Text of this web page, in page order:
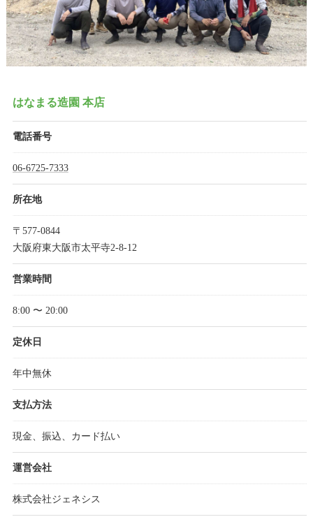
はなまる造園 本店
電話番号
06-6725-7333
所在地
〒577-0844
大阪府東大阪市太平寺2-8-12
営業時間
8:00 〜 20:00
定休日
年中無休
支払方法
現金、振込、カード払い
運営会社
株式会社ジェネシス